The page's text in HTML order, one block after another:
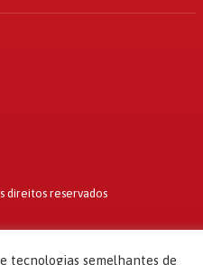
direitos reservados
tecnologias semelhantes de